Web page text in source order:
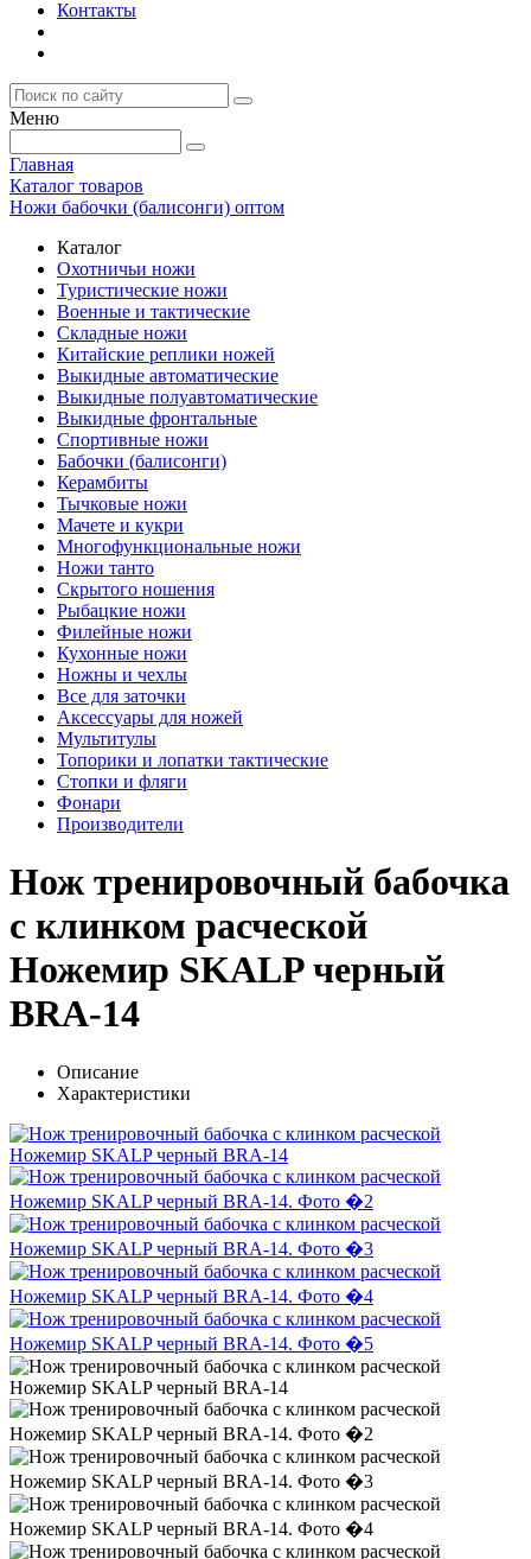
Контакты
Меню
Главная
Каталог товаров
Ножи бабочки (балисонги) оптом
Каталог
Охотничьи ножи
Туристические ножи
Военные и тактические
Складные ножи
Китайские реплики ножей
Выкидные автоматические
Выкидные полуавтоматические
Выкидные фронтальные
Спортивные ножи
Бабочки (балисонги)
Керамбиты
Тычковые ножи
Мачете и кукри
Многофункциональные ножи
Ножи танто
Скрытого ношения
Рыбацкие ножи
Филейные ножи
Кухонные ножи
Ножны и чехлы
Все для заточки
Аксессуары для ножей
Мультитулы
Топорики и лопатки тактические
Стопки и фляги
Фонари
Производители
Нож тренировочный бабочка
с клинком расческой
Ножемир SKALP черный
BRA-14
Описание
Характеристики